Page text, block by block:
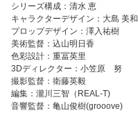
シリーズ構成：清水 恵
キャラクターデザイン：大島 美和
プロップデザイン：澤入祐樹
美術監督：込山明日香
色彩設計：重冨英里
3Dディレクター：小笠原 努
撮影監督：衛藤英毅
編集：瀧川三智（REAL-T)
音響監督：亀山俊樹(grooove)